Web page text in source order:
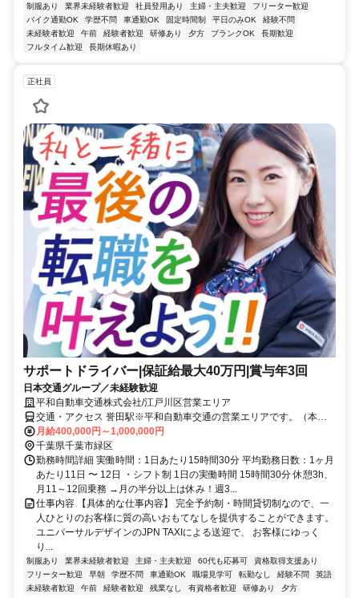
制服あり 業界未経験者歓迎 社員登用あり 主婦・主夫歓迎
フリーター歓迎
バイク通勤OK
学歴不問 車通勤OK 固定時間制 平日のみOK
経験不問
未経験者歓迎
午前 経験者歓迎 研修あり 夕方 ブランクOK
長期歓迎
フルタイム歓迎
長期休暇あり
正社員
サポートドライバー|保証給最大40万円|賞与年3回
日本交通グループ／未経験歓迎
平和自動車交通株式会社/江戸川区営業エリア
交通・アクセス 誉田駅※平和自動車交通の営業エリアです。（本社
住所:東京都江戸川区松江3-1-8）
月給400,000円～1,000,000円
千葉県千葉市緑区
勤務時間詳細 実働時間：1日あたり15時間30分 平均勤務日数：1ヶ月
あたり11日 〜 12日 ・シフト制 1日の実働時間 15時間30分 休憩3h、
月11～12回乗務 →月の半分以上は休み！週3...
仕事内容 【具体的な仕事内容】 完全予約制・時間貸切制なので、一
人ひとりのお客様に質の高いおもてなしを提供することができます。
ユニバーサルデザインのJPN TAXIによる送迎で、 お客様にゆっく
り...
制服あり 業界未経験者歓迎 主婦・主夫歓迎 60代も応募可
資格取得支援あり
フリーター歓迎
早朝 学歴不問 車通勤OK 職場見学可 転勤なし 経験不問
英語
未経験者歓迎
午前 経験者歓迎 残業なし 有資格者歓迎 研修あり 夕方